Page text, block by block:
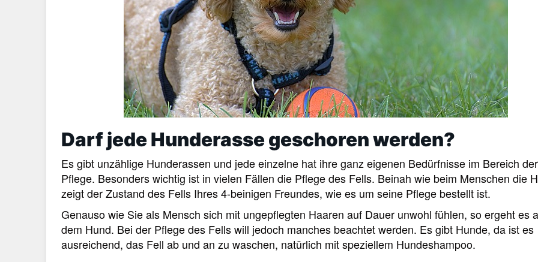
Darf jede Hunderasse geschoren werden?
Es gibt unzählige Hunderassen und jede einzelne hat ihre ganz eigenen Bedürfnisse im Bereich der
Pflege. Besonders wichtig ist in vielen Fällen die Pflege des Fells. Beinah wie beim Menschen die
zeigt der Zustand des Fells Ihres 4-beinigen Freundes, wie es um seine Pflege bestellt ist.
Genauso wie Sie als Mensch sich mit ungepflegten Haaren auf Dauer unwohl fühlen, so ergeht es
dem Hund. Bei der Pflege des Fells will jedoch manches beachtet werden. Es gibt Hunde, da ist es
ausreichend, das Fell ab und an zu waschen, natürlich mit speziellem Hundeshampoo.